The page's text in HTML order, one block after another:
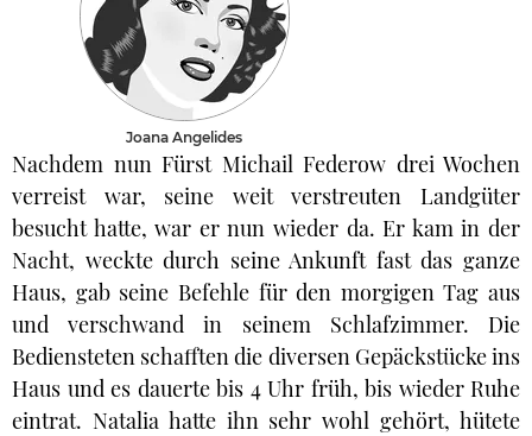
Joana Angelides
Nachdem nun Fürst Michail Federow drei Wochen
verreist war, seine weit verstreuten Landgüter
besucht hatte, war er nun wieder da. Er kam in der
Nacht, weckte durch seine Ankunft fast das ganze
Haus, gab seine Befehle für den morgigen Tag aus
und verschwand in seinem Schlafzimmer. Die
Bediensteten schafften die diversen Gepäckstücke ins
Haus und es dauerte bis 4 Uhr früh, bis wieder Ruhe
eintrat. Natalia hatte ihn sehr wohl gehört, hütete